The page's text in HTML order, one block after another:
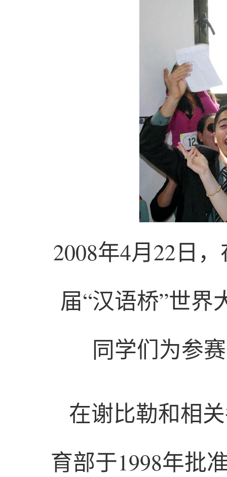
2008年4月22日
届“汉语桥”世
同学们为参
在谢比勒和相
育部于1998年批